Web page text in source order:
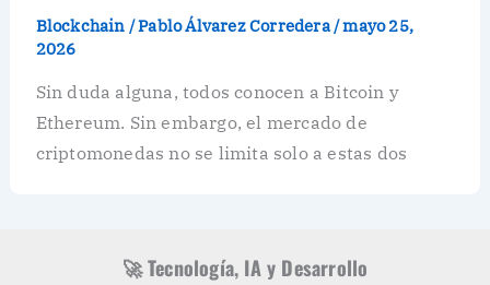
Blockchain /Pablo Álvarez Corredera/mayo 25,
2026
Sin duda alguna, todos conocen a Bitcoin y
Ethereum. Sin embargo, el mercado de
criptomonedas no se limita solo a estas dos
🚀 Tecnología, IA y Desarrollo